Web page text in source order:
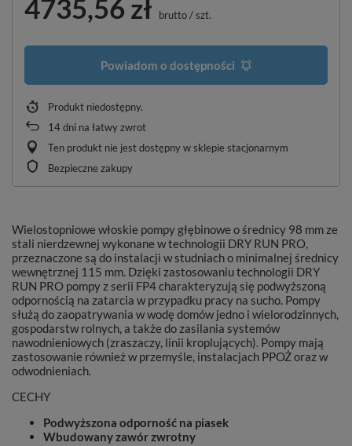
4735,56 zł brutto/szt.
Powiadom o dostępności
Produkt niedostępny
14dni na łatwy zwrot
Ten produkt nie jest dostępny w sklepie stacjonarnym
Bezpieczne zakupy
Wielostopniowe włoskie pompy głębinowe o średnicy 98 mm ze
stali nierdzewnej wykonane w technologii DRY RUN PRO,
przeznaczone są do instalacji w studniach o minimalnej średnicy
wewnętrznej 115 mm. Dzięki zastosowaniu technologii DRY
RUN PRO pompy z serii FP4 charakteryzują się podwyższoną
odpornością na zatarcia w przypadku pracy na sucho. Pompy
służą do zaopatrywania w wodę domów jedno i wielorodzinnych,
gospodarstw rolnych, a także do zasilania systemów
nawodnieniowych (zraszaczy, linii kroplujących). Pompy mają
zastosowanie również w przemyśle, instalacjach PPOŻ oraz w
odwodnieniach.
CECHY
Podwyższona odporność na piasek
Wbudowany zawór zwrotny